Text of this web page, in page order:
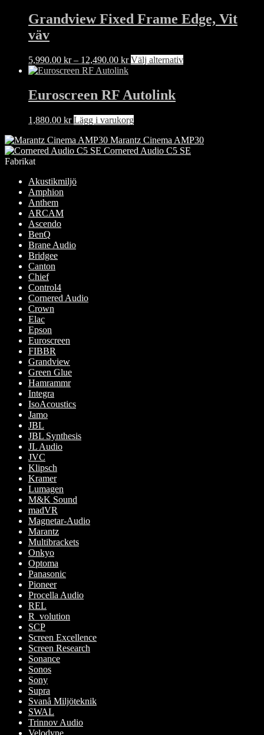
37,490.00 kr
har
flera
Grandview Fixed Frame Edge, Vit
väv
5,990.00 kr – 12,490.00 krPrisintervall:
5,990.00 kr
12,490.00 kr
Välj alternativDen
alternativen
kan
Euroscreen RF Autolink
1,880.00 kr Lägg i varukorg
Marantz Cinema AMP30
Cornered Audio C5 SE
Fabrikat
Akustikmiljö
Amphion
Anthem
ARCAM
Ascendo
BenQ
Brane Audio
Bridgee
Canton
Chief
Control4
Cornered Audio
Crown
Elac
Epson
Euroscreen
FIBBR
Grandview
Green Glue
Hamrammr
Integra
IsoAcoustics
Jamo
JBL
JBL Synthesis
JL Audio
JVC
Klipsch
Kramer
Lumagen
M&K Sound
madVR
Magnetar-Audio
Marantz
Multibrackets
Onkyo
Optoma
Panasonic
Pioneer
Procella Audio
REL
R_volution
SCP
Screen Excellence
Screen Research
Sonance
Sonos
Sony
Supra
Svanå Miljöteknik
SWAL
Trinnov Audio